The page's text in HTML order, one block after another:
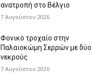
ανατροπή στο Βέλγιο
7 Αυγούστου 2026
Φονικό τροχαίο στην
Παλαιοκώμη Σερρών με δύο
νεκρούς
7 Αυγούστου 2026